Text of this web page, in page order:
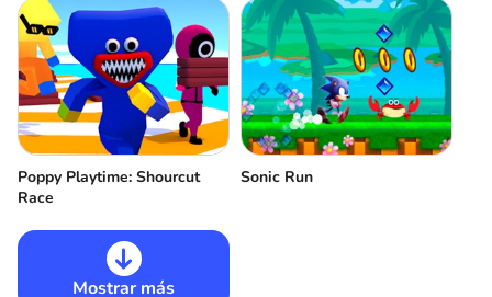
Poppy Playtime: Shourcut
Race
Sonic Run
Mostrar más